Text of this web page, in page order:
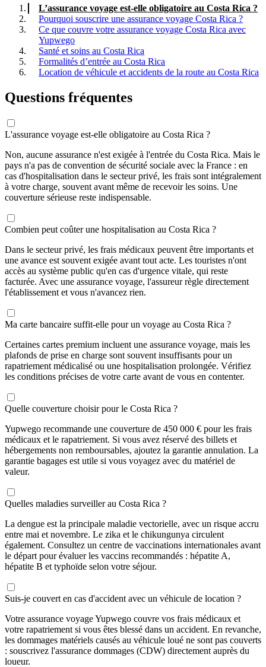
L’assurance voyage est-elle obligatoire au Costa Rica ?
Pourquoi souscrire une assurance voyage Costa Rica ?
Ce que couvre votre assurance voyage Costa Rica avec
Yupwego
Santé et soins au Costa Rica
Formalités d’entrée au Costa Rica
Location de véhicule et accidents de la route au Costa Rica
Questions fréquentes
L'assurance voyage est-elle obligatoire au Costa Rica ?
Non, aucune assurance n'est exigée à l'entrée du Costa Rica. Mais le
pays n'a pas de convention de sécurité sociale avec la France : en
cas d'hospitalisation dans le secteur privé, les frais sont intégralement
à votre charge, souvent avant même de recevoir les soins. Une
couverture sérieuse reste indispensable.
Combien peut coûter une hospitalisation au Costa Rica ?
Dans le secteur privé, les frais médicaux peuvent être importants et
une avance est souvent exigée avant tout acte. Les touristes n'ont
accès au système public qu'en cas d'urgence vitale, qui reste
facturée. Avec une assurance voyage, l'assureur règle directement
l'établissement et vous n'avancez rien.
Ma carte bancaire suffit-elle pour un voyage au Costa Rica ?
Certaines cartes premium incluent une assurance voyage, mais les
plafonds de prise en charge sont souvent insuffisants pour un
rapatriement médicalisé ou une hospitalisation prolongée. Vérifiez
les conditions précises de votre carte avant de vous en contenter.
Quelle couverture choisir pour le Costa Rica ?
Yupwego recommande une couverture de 450 000 € pour les frais
médicaux et le rapatriement. Si vous avez réservé des billets et
hébergements non remboursables, ajoutez la garantie annulation. La
garantie bagages est utile si vous voyagez avec du matériel de
valeur.
Quelles maladies surveiller au Costa Rica ?
La dengue est la principale maladie vectorielle, avec un risque accru
entre mai et novembre. Le zika et le chikungunya circulent
également. Consultez un centre de vaccinations internationales avant
le départ pour évaluer les vaccins recommandés : hépatite A,
hépatite B et typhoïde selon votre séjour.
Suis-je couvert en cas d'accident avec un véhicule de location ?
Votre assurance voyage Yupwego couvre vos frais médicaux et
votre rapatriement si vous êtes blessé dans un accident. En revanche,
les dommages matériels causés au véhicule loué ne sont pas couverts
: souscrivez l'assurance dommages (CDW) directement auprès du
loueur.